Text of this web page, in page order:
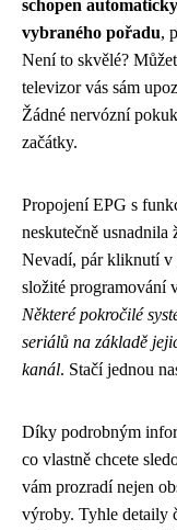
schopen
vybraného pořadu,
Není to skvělé?
televizor vás sám
Žádné nervózní
začátky.
Propojení EPG s
neskutečně
Nevadí, pár kliknutí v
složité programování
Některé pokročilé
seriálů na základě
kanál. Stačí jednou
Díky podrobným
co vlastně chcete
vám prozradí nejen
výroby. Tyhle detaily